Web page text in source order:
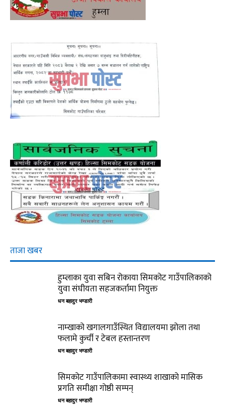
ताजा खबर
हुम्लाका युवा सबिन रोकाया सिमकोट गाउँपालिकाको
युवा संघीयता सहजकर्तामा नियुक्त
धन बहादुर भण्डारी
नाम्खाको खगालगाउँस्थित विद्यालयमा झोला तथा
फलामे कुर्ची र टेबल हस्तान्तरण
धन बहादुर भण्डारी
सिमकोट गाउँपालिकामा स्वास्थ्य शाखाको मासिक
प्रगति समीक्षा गोष्ठी सम्पन्
धन बहादुर भण्डारी